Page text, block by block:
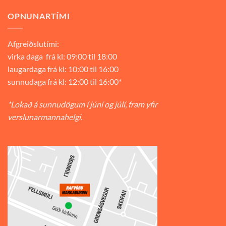
OPNUNARTÍMI
Afgreiðslutími:
virka daga frá kl: 09:00 til 18:00
laugardaga frá kl: 10:00 til 16:00
sunnudaga frá kl: 12:00 til 16:00*
*Lokað á sunnudögum í júní og júlí, fram yfir
verslunarmannahelgi.